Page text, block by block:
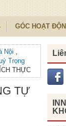
GÓC HOẠT
Nội ,
Trọng
THỰC
TỰ